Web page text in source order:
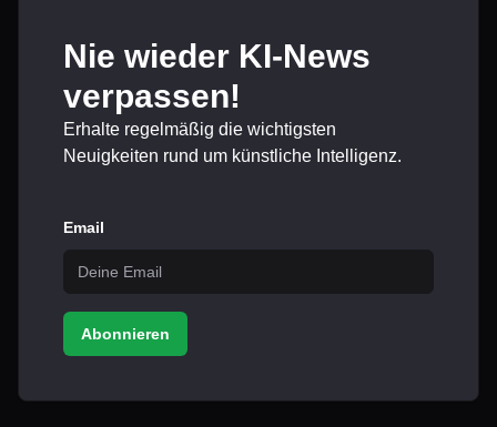
Nie wieder KI-News
verpassen!
Erhalte regelmäßig die wichtigsten
Neuigkeiten rund um künstliche Intelligenz.
Email
Abonnieren